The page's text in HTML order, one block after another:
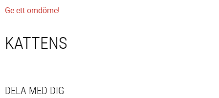
Ge ett omdöme!
KATTENS
DELA MED DIG